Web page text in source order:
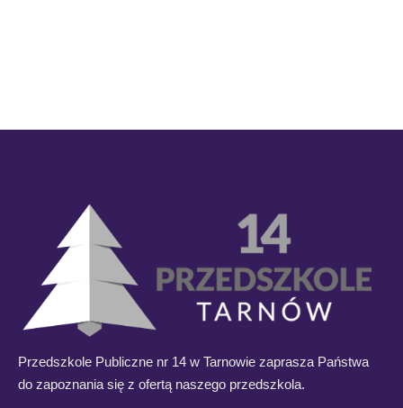
Przedszkole Publiczne nr 14 w Tarnowie zaprasza Państwa
do zapoznania się z ofertą naszego przedszkola.